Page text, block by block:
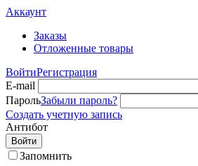
Аккаунт
Заказы
Отложенные товары
ВойтиРегистрация
E-mail
ПарольЗабыли пароль?
Создать учетную запись
Антибот
Войти
Запомнить